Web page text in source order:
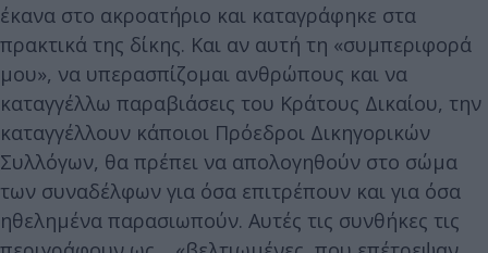
έκανα στο ακροατήριο και καταγράφηκε στα
πρακτικά της δίκης. Και αν αυτή τη «συμπεριφορά
μου», να υπερασπίζομαι ανθρώπους και να
καταγγέλλω παραβιάσεις του Κράτους Δικαίου, την
καταγγέλλουν κάποιοι Πρόεδροι Δικηγορικών
Συλλόγων, θα πρέπει να απολογηθούν στο σώμα
των συναδέλφων για όσα επιτρέπουν και για όσα
ηθελημένα παρασιωπούν. Αυτές τις συνθήκες τις